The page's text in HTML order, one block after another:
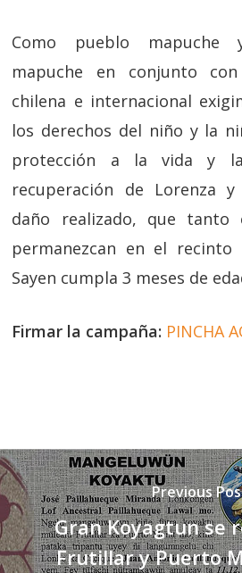
Como pueblo mapuche
mapuche en conjunto
chilena e internacional
los derechos del niño y la
protección a la vida y
recuperación de Lorenza
daño realizado, que
permanezcan en el recinto
Sayen cumpla 3 meses de
Firmar la campaña: PINCHA
Previous
Gran Koyagtun se
Frutillar y Puerto